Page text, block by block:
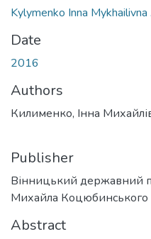
Kylymenko Inna
Date
2016
Authors
Килименко, Інна
Publisher
Вінницький державний
Михайла Коцюбинського
Abstract